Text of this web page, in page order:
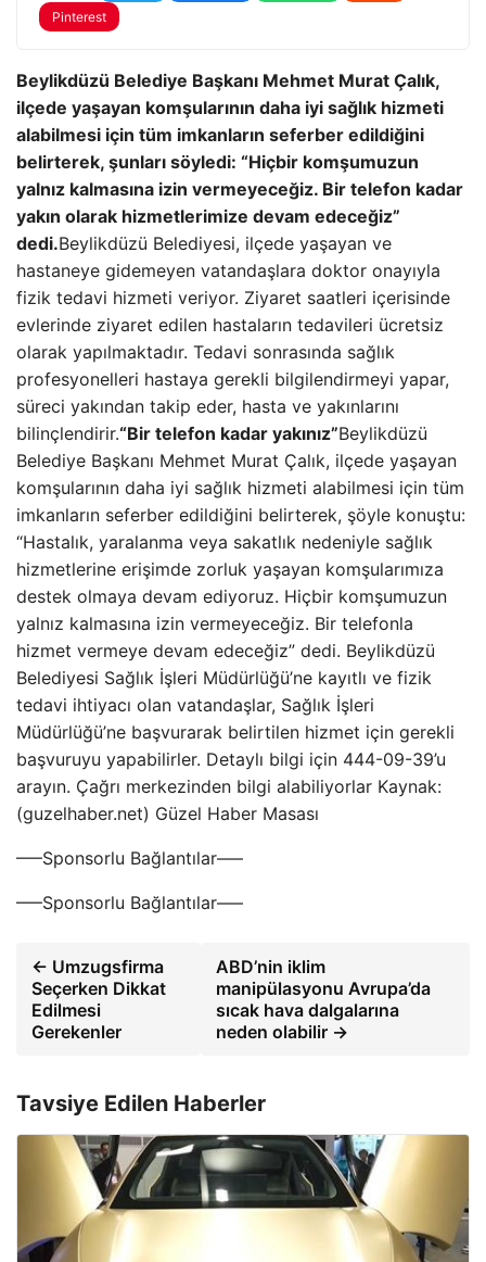
Pinterest
Beylikdüzü Belediye Başkanı Mehmet Murat Çalık,
ilçede yaşayan komşularının daha iyi sağlık hizmeti
alabilmesi için tüm imkanların seferber edildiğini
belirterek, şunları söyledi: “Hiçbir komşumuzun
yalnız kalmasına izin vermeyeceğiz. Bir telefon kadar
yakın olarak hizmetlerimize devam edeceğiz”
dedi.Beylikdüzü Belediyesi, ilçede yaşayan ve
hastaneye gidemeyen vatandaşlara doktor onayıyla
fizik tedavi hizmeti veriyor. Ziyaret saatleri içerisinde
evlerinde ziyaret edilen hastaların tedavileri ücretsiz
olarak yapılmaktadır. Tedavi sonrasında sağlık
profesyonelleri hastaya gerekli bilgilendirmeyi yapar,
süreci yakından takip eder, hasta ve yakınlarını
bilinçlendirir.“Bir telefon kadar yakınız”Beylikdüzü
Belediye Başkanı Mehmet Murat Çalık, ilçede yaşayan
komşularının daha iyi sağlık hizmeti alabilmesi için tüm
imkanların seferber edildiğini belirterek, şöyle konuştu:
“Hastalık, yaralanma veya sakatlık nedeniyle sağlık
hizmetlerine erişimde zorluk yaşayan komşularımıza
destek olmaya devam ediyoruz. Hiçbir komşumuzun
yalnız kalmasına izin vermeyeceğiz. Bir telefonla
hizmet vermeye devam edeceğiz” dedi. Beylikdüzü
Belediyesi Sağlık İşleri Müdürlüğü’ne kayıtlı ve fizik
tedavi ihtiyacı olan vatandaşlar, Sağlık İşleri
Müdürlüğü’ne başvurarak belirtilen hizmet için gerekli
başvuruyu yapabilirler. Detaylı bilgi için 444-09-39’u
arayın. Çağrı merkezinden bilgi alabiliyorlar Kaynak:
(guzelhaber.net) Güzel Haber Masası
—–Sponsorlu Bağlantılar—–
—–Sponsorlu Bağlantılar—–
← Umzugsfirma
Seçerken Dikkat
Edilmesi
Gerekenler
ABD’nin iklim
manipülasyonu Avrupa’da
sıcak hava dalgalarına
neden olabilir →
Tavsiye Edilen Haberler